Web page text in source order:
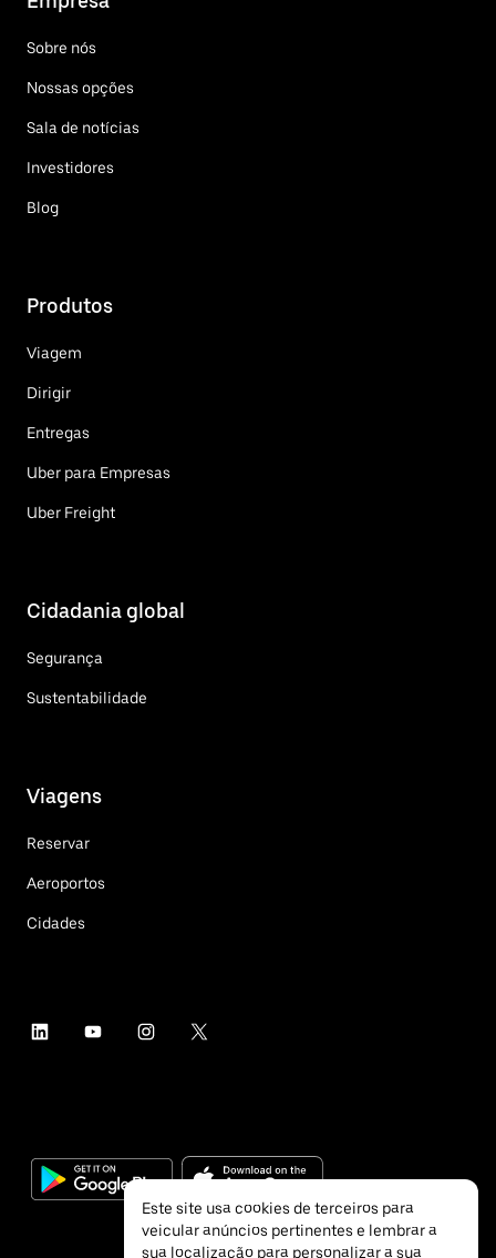
Sobre nós
Nossas opções
Sala de notícias
Investidores
Blog
Produtos
Viagem
Dirigir
Entregas
Uber para Empresas
Uber Freight
Cidadania global
Segurança
Sustentabilidade
Viagens
Reservar
Aeroportos
Cidades
Este site usa cookies de terceiros para
veicular anúncios pertinentes e lembrar a
sua localização para personalizar a sua